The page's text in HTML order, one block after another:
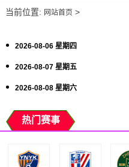
当前位置: 网站首页>
2026-08-06 星期四
2026-08-07 星期五
2026-08-08 星期六
热门赛事